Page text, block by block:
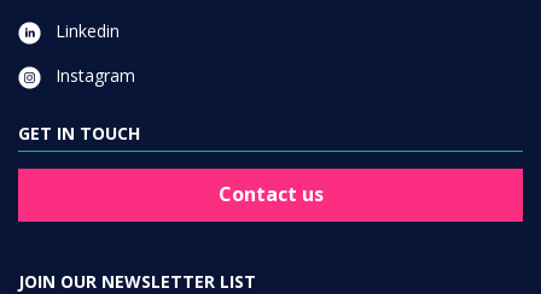
Linkedin
Instagram
GET IN TOUCH
Contact us
JOIN OUR NEWSLETTER LIST